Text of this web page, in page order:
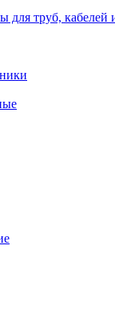
для труб, кабелей